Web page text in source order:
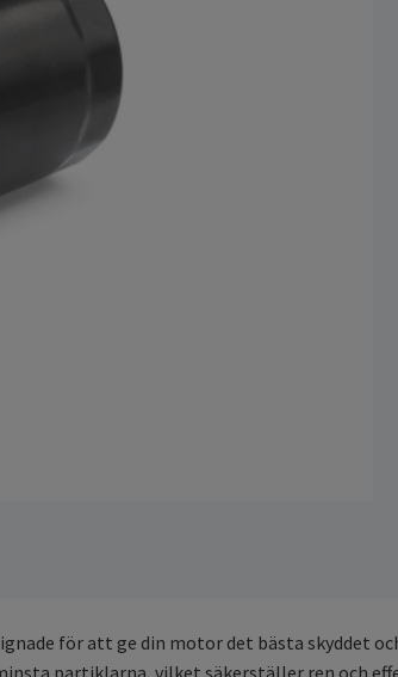
för att ge din motor det bästa skyddet